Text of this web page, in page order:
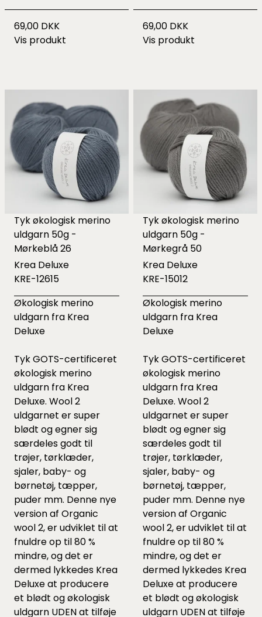
69,00 DKK
Vis produkt
69,00 DKK
Vis produkt
Tyk økologisk merino
uldgarn 50g -
Mørkeblå 26
Krea Deluxe
KRE-12615
Økologisk merino
uldgarn fra Krea
Deluxe
Tyk GOTS-certificeret
økologisk merino
uldgarn fra Krea
Deluxe. Wool 2
uldgarnet er super
blødt og egner sig
særdeles godt til
trøjer, tørklæder,
sjaler, baby- og
børnetøj, tæpper,
puder mm. Denne nye
version af Organic
wool 2, er udviklet til at
fnuldre op til 80 %
mindre, og det er
dermed lykkedes Krea
Deluxe at producere
et blødt og økologisk
uldgarn UDEN at tilføje
Tyk økologisk merino
uldgarn 50g -
Mørkegrå 50
Krea Deluxe
KRE-15012
Økologisk merino
uldgarn fra Krea
Deluxe
Tyk GOTS-certificeret
økologisk merino
uldgarn fra Krea
Deluxe. Wool 2
uldgarnet er super
blødt og egner sig
særdeles godt til
trøjer, tørklæder,
sjaler, baby- og
børnetøj, tæpper,
puder mm. Denne nye
version af Organic
wool 2, er udviklet til at
fnuldre op til 80 %
mindre, og det er
dermed lykkedes Krea
Deluxe at producere
et blødt og økologisk
uldgarn UDEN at tilføje